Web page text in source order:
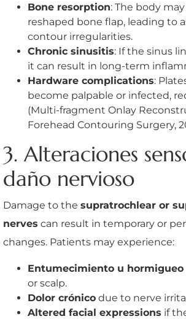
Bone resorption: The body
reshaped bone flap, leading to
contour irregularities.
Chronic sinusitis: If the sinus
it can result in long-term
Hardware complications:
become palpable or infected,
(Multi-fragment Onlay
Forehead Contouring Surgery,
3. Alteraciones
daño nervioso
Damage to the supratrochlear or
nerves can result in temporary or
changes. Patients may experience:
Entumecimiento u hormigueo
or scalp.
Dolor crónico due to nerve
Altered facial expressions if